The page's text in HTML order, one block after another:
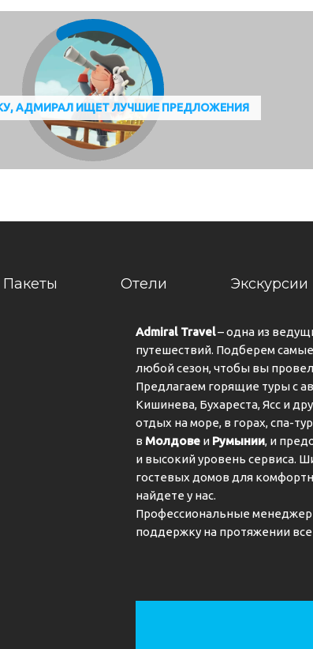
АДМИРАЛ ИЩЕТ ЛУЧШИЕ ПРЕДЛОЖЕНИЯ
Пакеты Отели Экскурсии
Admiral Travel– одна из
путешествий. Подберем
любой сезон, чтобы вы
Предлагаем горящие туры с
Кишинева, Бухареста, Ясс и
отдых на море, в горах, спа-
в Молдове и Румынии, и
и высокий уровень сервиса.
гостевых домов для
найдете у нас.
Профессиональные
поддержку на протяжении